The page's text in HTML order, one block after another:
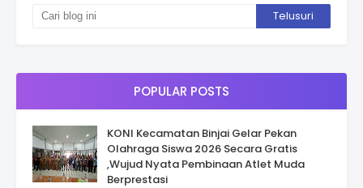
POPULAR POSTS
KONI Kecamatan Binjai Gelar Pekan
Olahraga Siswa 2026 Secara Gratis
,Wujud Nyata Pembinaan Atlet Muda
Berprestasi